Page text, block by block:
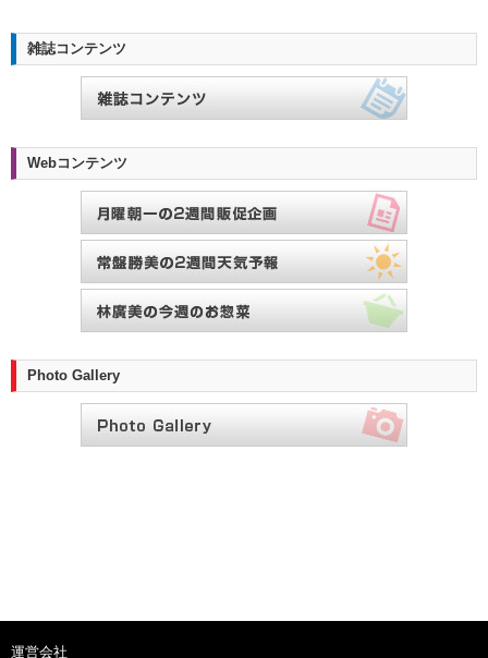
雑誌コンテンツ
Webコンテンツ
Photo Gallery
運営会社